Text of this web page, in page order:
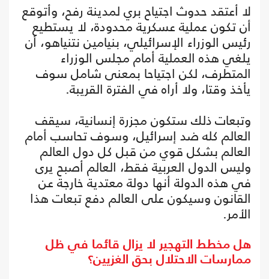
لا أعتقد حدوث اجتياح بري لمدينة رفح، وأتوقع
أن تكون عملية عسكرية محدودة، لا يستطيع
رئيس الوزراء الإسرائيلي، بنيامين نتنياهو، أن
يلغي هذه العملية أمام مجلس الوزراء
المتطرف، لكن اجتياحا بمعنى شامل سوف
يأخذ وقتا، ولا أراه في الفترة القريبة.
وتبعات ذلك ستكون مجزرة إنسانية، سيقف
العالم كله ضد إسرائيل، وسوف تحاسب أمام
العالم بشكل قوي من قبل كل دول العالم
وليس الدول العربية فقط، العالم أصبح يرى
في هذه الدولة أنها دولة معتدية خارجة عن
القانون وسيكون على العالم دفع تبعات هذا
الأمر.
هل مخطط التهجير لا يزال قائما في ظل
ممارسات الاحتلال بحق الغزيين؟